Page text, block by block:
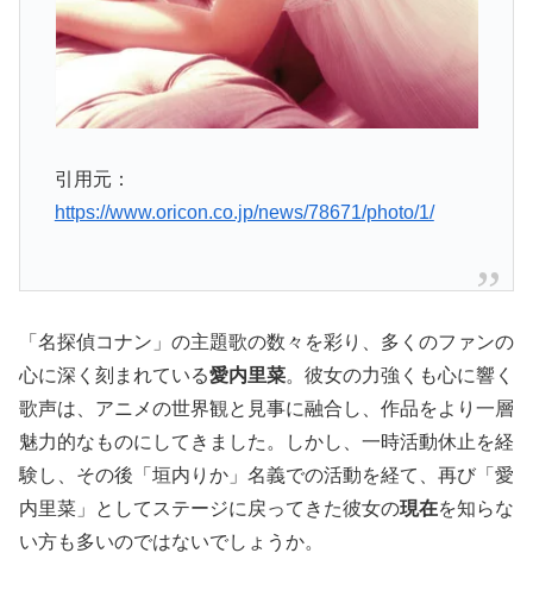
引用元：
https://www.oricon.co.jp/news/78671/photo/1/
「名探偵コナン」の主題歌の数々を彩り、多くのファンの
心に深く刻まれている愛内里菜。彼女の力強くも心に響く
歌声は、アニメの世界観と見事に融合し、作品をより一層
魅力的なものにしてきました。しかし、一時活動休止を経
験し、その後「垣内りか」名義での活動を経て、再び「愛
内里菜」としてステージに戻ってきた彼女の現在を知らな
い方も多いのではないでしょうか。